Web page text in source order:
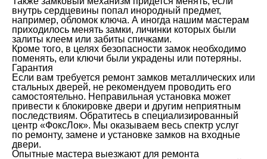
внутрь сердцевины попал инородный предмет,
например, обломок ключа. А иногда нашим мастерам
приходилось менять замки, личинки которых были
залиты клеем или забиты спичками.
Кроме того, в целях безопасности замок необходимо
поменять, ели ключи были украдены или потеряны.
Гарантия
Если вам требуется ремонт замков металлических или
стальных дверей, не рекомендуем проводить его
самостоятельно. Неправильная установка может
привести к блокировке двери и другим неприятным
последствиям. Обратитесь в специализированный
центр «ФоксЛок». Мы оказываем весь спектр услуг
по ремонту, замене и установке замков на входные
двери.
Опытные мастера выезжают для ремонта